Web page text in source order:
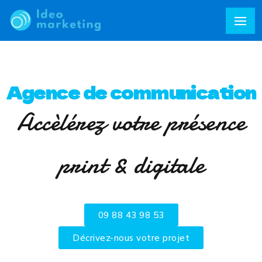
Agence de communication
Accèlérez votre présence
print & digitale
09 88 43 98 53
Décrivez-nous votre projet